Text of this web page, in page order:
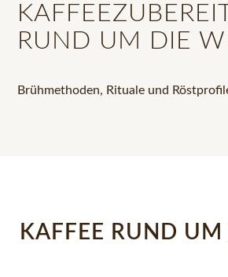
RUND UM DIE
Brühmethoden, Rituale und
KAFFEE RUND UM